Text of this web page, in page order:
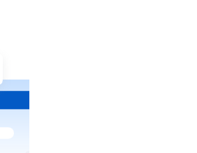
en espèces et d'autres